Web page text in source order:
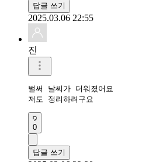
답글 쓰기
2025.03.06 22:55
진
벌써 날씨가 더워졌어요
저도 정리하려구요
0
답글 쓰기